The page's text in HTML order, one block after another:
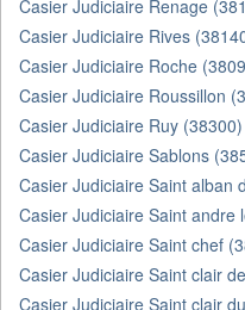
Casier Judiciaire Renage
Casier Judiciaire Rives
Casier Judiciaire Roche
Casier Judiciaire Roussillon
Casier Judiciaire Ruy (38300)
Casier Judiciaire Sablons
Casier Judiciaire Saint alban
Casier Judiciaire Saint andre
Casier Judiciaire Saint chef
Casier Judiciaire Saint clair
Casier Judiciaire Saint clair